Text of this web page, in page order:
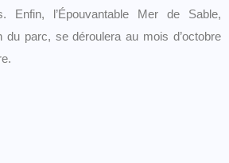
Enfin, l’Épouvantable Mer de Sable,
du parc, se déroulera au mois d’octobre